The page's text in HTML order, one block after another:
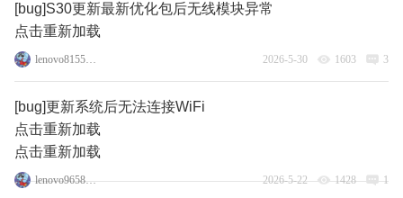
[bug]S30更新最新优化包后无线模块异常
点击重新加载
lenovo81550114 2026-5-30 1603 3
[bug]更新系统后无法连接WiFi
点击重新加载
点击重新加载
lenovo96580237 2026-5-22 1428 1